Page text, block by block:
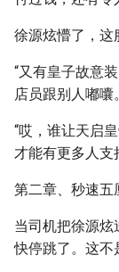
徐源炫懵了，这
“又有皇子故意
店员跟别人嘟囔。
“哎，谁让天启
才能有更多人支
第二章、秒速五
当司机把徐源炫
快停跳了。这不